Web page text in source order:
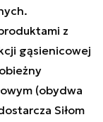
z
gąsienicowej
(obydwa
Siłom